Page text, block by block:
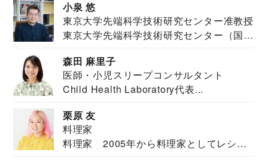
小泉 悠
東京大学先端科学技術研究センター准教授
東京大学先端科学技術研究センター（国際
森田 麻里子
医師・小児スリープコンサルタント
Child Health Laboratory代表...
栗原 友
料理家
料理家 2005年から料理家としてレシピ